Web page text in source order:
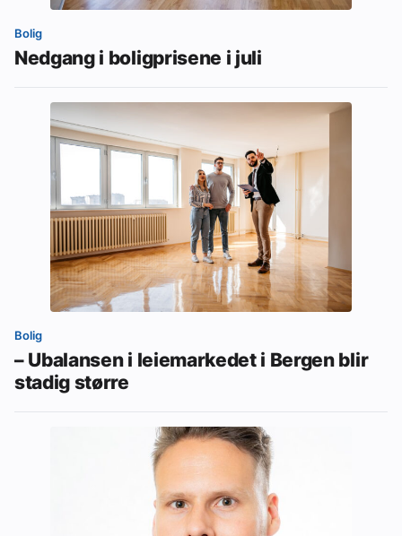
Bolig
Nedgang i boligprisene i juli
Bolig
– Ubalansen i leiemarkedet i Bergen blir
stadig større